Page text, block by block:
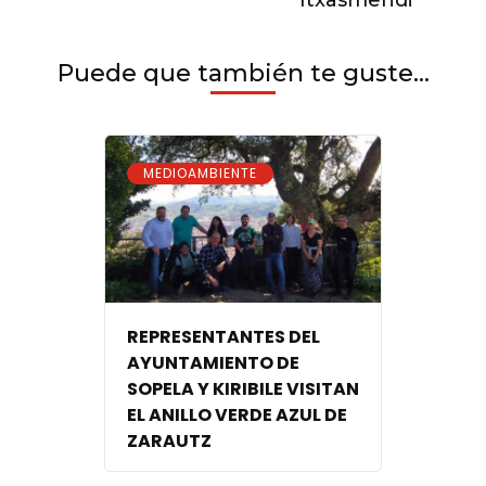
Puede que también te guste...
MEDIOAMBIENTE
REPRESENTANTES DEL
AYUNTAMIENTO DE
SOPELA Y KIRIBILE VISITAN
EL ANILLO VERDE AZUL DE
ZARAUTZ